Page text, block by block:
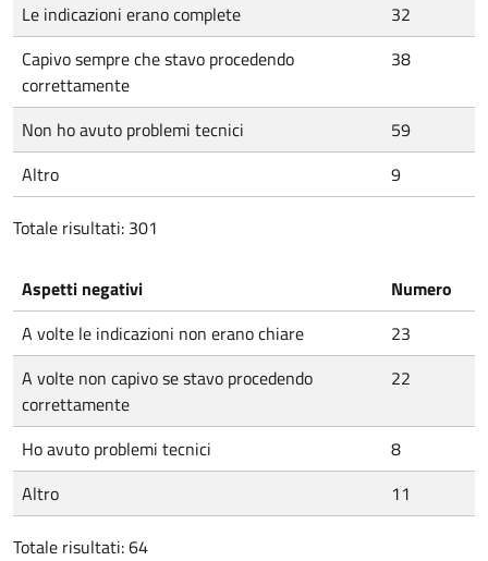
Le indicazioni erano complete
32
Capivo sempre che stavo procedendo
correttamente
38
Non ho avuto problemi tecnici
59
Altro
9
Totale risultati: 301
Aspetti negativi
Numero
A volte le indicazioni non erano chiare
23
A volte non capivo se stavo procedendo
correttamente
22
Ho avuto problemi tecnici
8
Altro
11
Totale risultati: 64